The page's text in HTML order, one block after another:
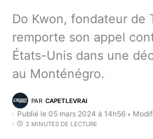
Do Kwon, fondateur de
remporte son appel
États-Unis dans une
au Monténégro.
PAR CAPETLEVRAI
Publié le 05 mars 2024 à 14h56 •
2 MINUTES DE LECTURE